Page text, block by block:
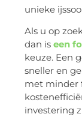
unieke
Als u op
dan is een
keuze. Een
sneller en
met minder
investering